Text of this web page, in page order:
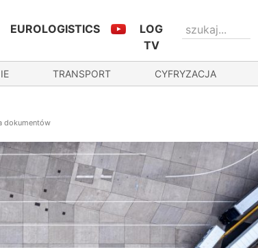
EUROLOGISTICS
LOG
TV
TRANSPORT CYFRYZACJA
dokumentów